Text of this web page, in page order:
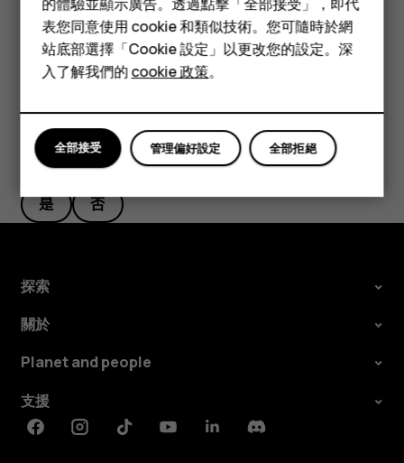
配件
平板電腦
1.在Photos中，點選您要分享的相片，然後點選share
。 2.選擇
您想要分享相片或影片的方式。
您認為這有幫助嗎？
是 否
探索
關於
Planet and people
支援
FacebookInstagramTiktokYoutubeLinkedinDiscord
表您同意使用 cookie 和類似技術。您可隨時於網
站底部選擇「Cookie 設定」以更改您的設定。深
入了解我們的cookie 政策。
全部拒絕
管理偏好設定
全部接受